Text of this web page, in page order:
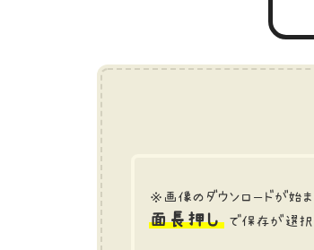
※画像のダウンロードが始
面長押し
で保存が選択